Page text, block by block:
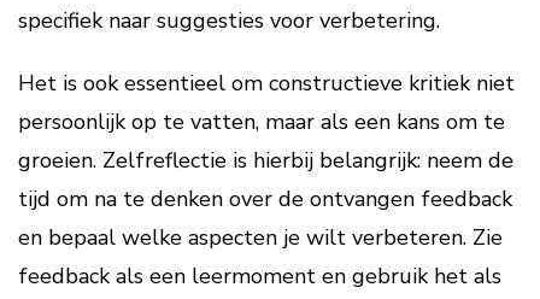
specifiek naar suggesties voor verbetering.
Het is ook essentieel om constructieve kritiek niet
persoonlijk op te vatten, maar als een kans om te
groeien. Zelfreflectie is hierbij belangrijk: neem de
tijd om na te denken over de ontvangen feedback
en bepaal welke aspecten je wilt verbeteren. Zie
feedback als een leermoment en gebruik het als